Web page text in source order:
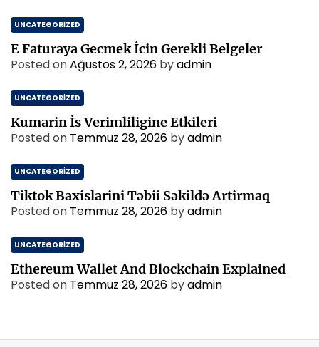
UNCATEGORIZED
E Faturaya Gecmek İcin Gerekli Belgeler
Posted onAğustos 2, 2026 byadmin
UNCATEGORIZED
Kumarin İs Verimliligine Etkileri
Posted on Temmuz 28, 2026 byadmin
UNCATEGORIZED
Tiktok Baxislarini Təbii Səkildə Artirmaq
Posted on Temmuz 28, 2026 byadmin
UNCATEGORIZED
Ethereum Wallet And Blockchain Explained
Posted on Temmuz 28, 2026 byadmin